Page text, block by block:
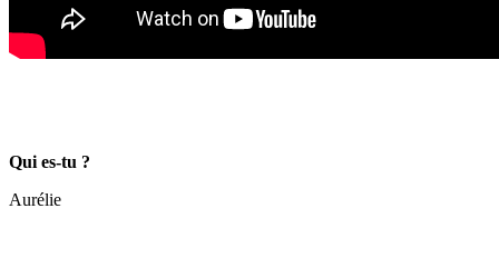
Qui es-tu ?
Aurélie